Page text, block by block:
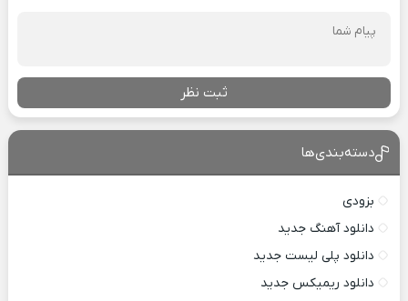
ثبت نظر
دسته‌بندی‌ها
بزودی
دانلود آهنگ جدید
دانلود پلی لیست جدید
دانلود ریمیکس جدید